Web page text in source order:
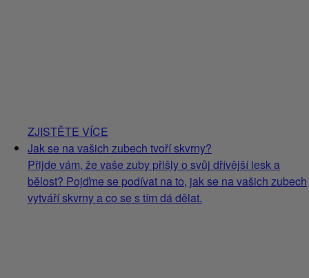
ZJISTĚTE VÍCE
Jak se na vašich zubech tvoří skvrny?
Přijde vám, že vaše zuby přišly o svůj dřívější lesk a
bělost? Pojďme se podívat na to, jak se na vašich zubech
vytváří skvrny a co se s tím dá dělat.